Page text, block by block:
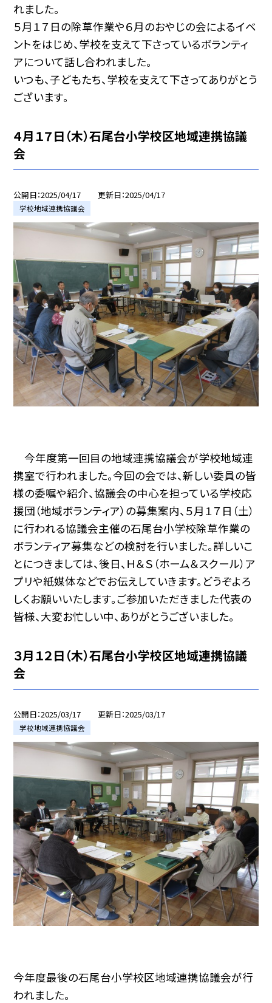
れました。
５月１７日の除草作業や６月のおやじの会によるイベ
ントをはじめ、学校を支えて下さっているボランティ
アについて話し合われました。
いつも、子どもたち、学校を支えて下さってありがとう
ございます。
４月１７日（木）石尾台小学校区地域連携協議
会
公開日 2025/04/17 更新日 2025/04/17
学校地域連携協議会
今年度第一回目の地域連携協議会が学校地域連
携室で行われました。今回の会では、新しい委員の皆
様の委嘱や紹介、協議会の中心を担っている学校応
援団（地域ボランティア）の募集案内、５月１７日（土）
に行われる協議会主催の石尾台小学校除草作業の
ボランティア募集などの検討を行いました。詳しいこ
とにつきましては、後日、Ｈ＆Ｓ（ホーム＆スクール）ア
プリや紙媒体などでお伝えしていきます。どうぞよろ
しくお願いいたします。ご参加いただきました代表の
皆様、大変お忙しい中、ありがとうございました。
３月１２日（木）石尾台小学校区地域連携協議
会
公開日 2025/03/17 更新日 2025/03/17
学校地域連携協議会
今年度最後の石尾台小学校区地域連携協議会が行
われました。